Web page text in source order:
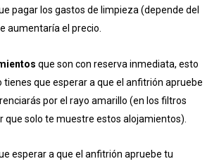
pagar los gastos de limpieza (depende del
aumentaría el precio.
que son con reserva inmediata, esto
tienes que esperar a que el anfitrión apruebe
por el rayo amarillo (en los filtros
que solo te muestre estos alojamientos).
esperar a que el anfitrión apruebe tu